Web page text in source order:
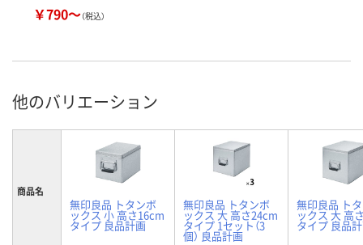
￥790～（税込）
他のバリエーション
商品名
無印良品 トタンボ
ックス 小 高さ16cm
タイプ 良品計画
無印良品 トタンボ
ックス 大 高さ24cm
タイプ 1セット（3
個） 良品計画
無印良品 ト
ックス 大 高
タイプ 良品